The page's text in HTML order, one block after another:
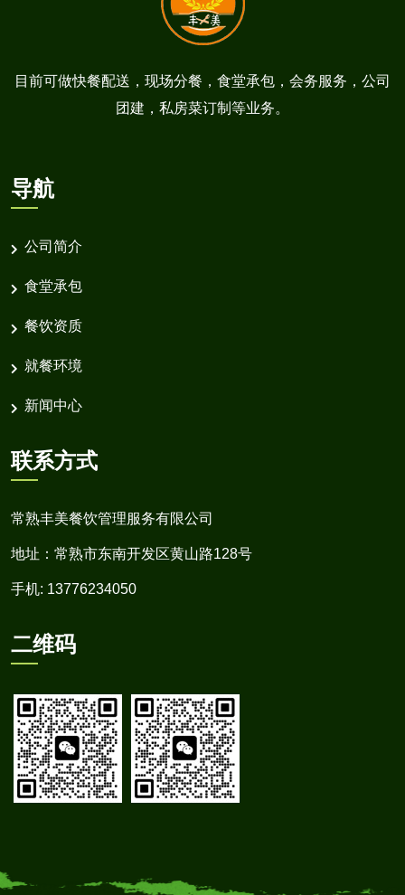
目前可做快餐配送，现场分餐，食堂承包，会务服务，公司
团建，私房菜订制等业务。
导航
公司简介
食堂承包
餐饮资质
就餐环境
新闻中心
联系方式
常熟丰美餐饮管理服务有限公司
地址：常熟市东南开发区黄山路128号
手机: 13776234050
二维码